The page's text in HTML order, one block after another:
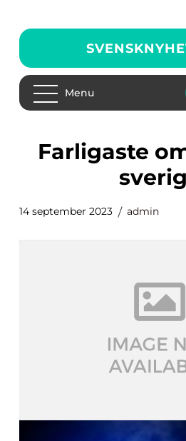
Menu
farligaste områdena i
14 september 2023 admin